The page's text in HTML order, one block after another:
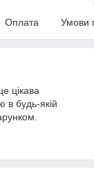
Оплата Умови
цікава
в будь-якій